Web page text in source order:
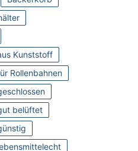
Kunststoff
Rollenbahnen
belüftet